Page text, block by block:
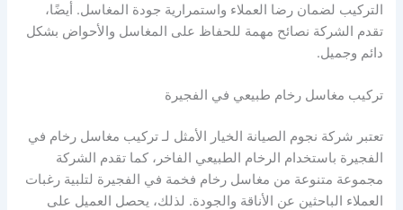
التركيب لضمان رضا العملاء واستمرارية جودة المغاسل. أيضًا،
تقدم الشركة نصائح مهمة للحفاظ على المغاسل والأحواض بشكل
دائم وجميل.
تركيب مغاسل رخام طبيعي في الفجيرة
تعتبر شركة نجوم الصيانة الخيار الأمثل لـ تركيب مغاسل رخام في
الفجيرة باستخدام الرخام الطبيعي الفاخر، كما تقدم الشركة
مجموعة متنوعة من مغاسل رخام فخمة في الفجيرة لتلبية رغبات
العملاء الباحثين عن الأناقة والجودة. لذلك، يحصل العميل على